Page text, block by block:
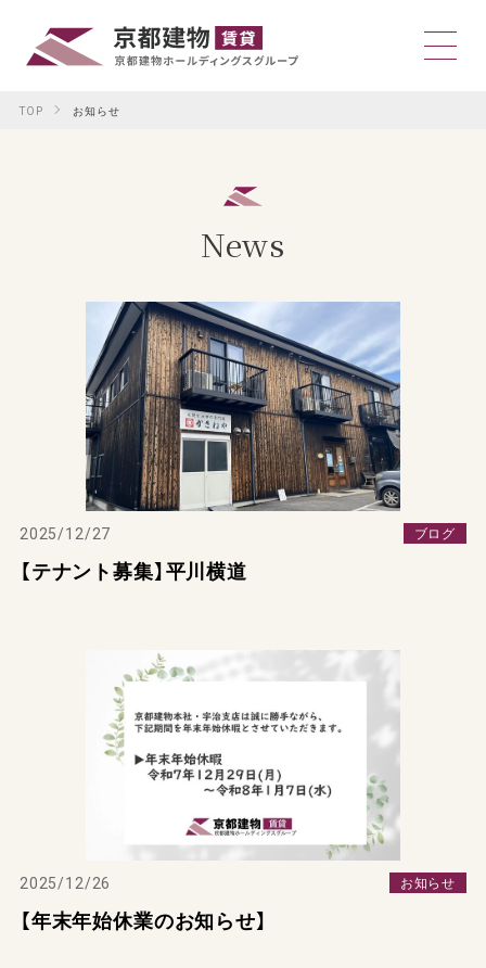
TOP お知らせ
News
2025/12/27 ブログ
【テナント募集】平川横道
2025/12/26 お知らせ
【年末年始休業のお知らせ】